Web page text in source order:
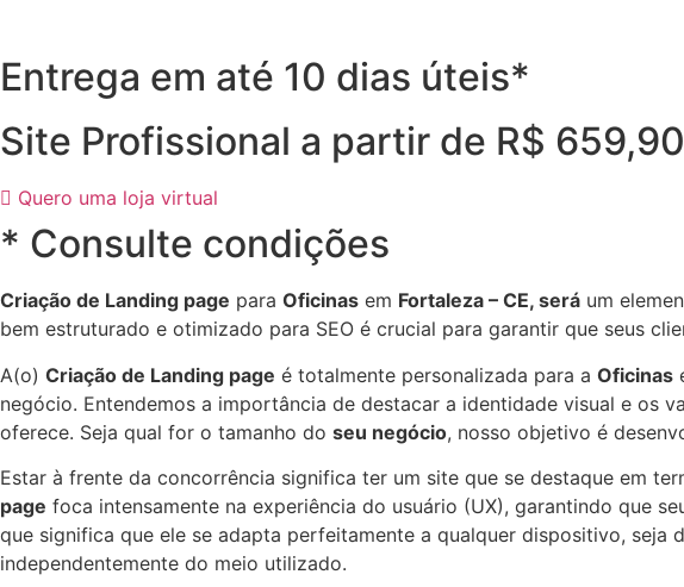
Entrega em até 10 dias úteis*
Site Profissional a partir de R$
Quero uma loja virtual
* Consulte condições
Criação de Landing page para Oficinas em Fortaleza – CE, será um
bem estruturado e otimizado para SEO é crucial para garantir que seus
A(o) Criação de Landing page é totalmente personalizada para a Oficinas
negócio. Entendemos a importância de destacar a identidade visual e os
oferece. Seja qual for o tamanho do seu negócio, nosso objetivo é
Estar à frente da concorrência significa ter um site que se destaque em
page foca intensamente na experiência do usuário (UX), garantindo que
que significa que ele se adapta perfeitamente a qualquer dispositivo,
independentemente do meio utilizado.